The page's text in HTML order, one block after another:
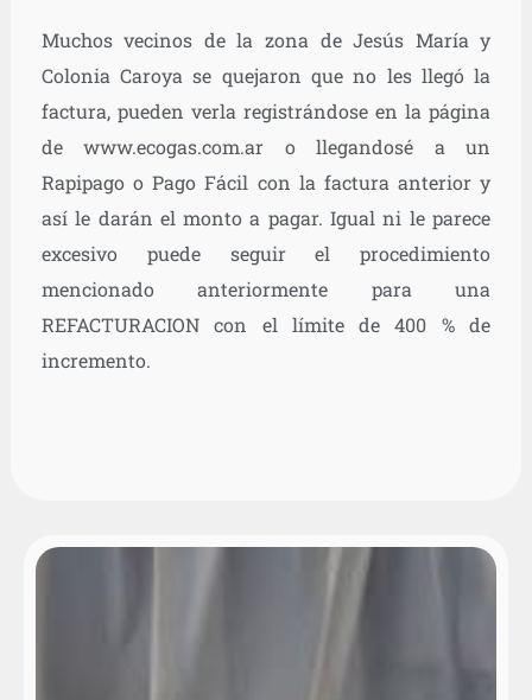
Muchos vecinos de la zona de Jesús María y
Colonia Caroya se quejaron que no les llegó la
factura, pueden verla registrándose en la página
de www.ecogas.com.ar o llegandosé a un
Rapipago o Pago Fácil con la factura anterior y
así le darán el monto a pagar. Igual ni le parece
excesivo puede seguir el procedimiento
mencionado anteriormente para una
REFACTURACION con el límite de 400 % de
incremento.